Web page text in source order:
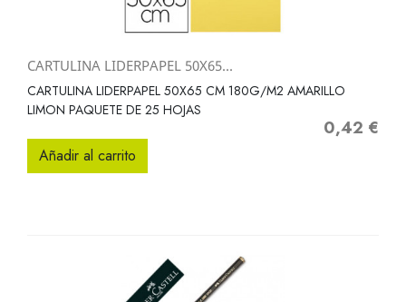
CARTULINA LIDERPAPEL 50X65...
CARTULINA LIDERPAPEL 50X65 CM 180G/M2 AMARILLO
LIMON PAQUETE DE 25 HOJAS
Precio
0,42 €
Añadir al carrito